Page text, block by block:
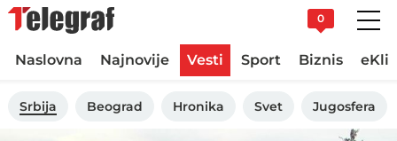
0
Naslovna Najnovije Vesti Sport Biznis
Srbija Beograd Hronika Svet Jugosfera